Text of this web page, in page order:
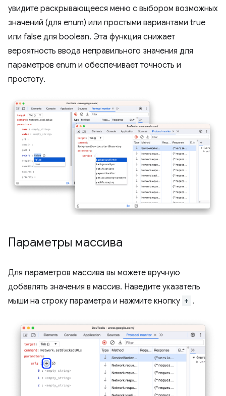
увидите раскрывающееся меню с выбором возможных
значений (для enum) или простыми вариантами true
или false для boolean. Эта функция снижает
вероятность ввода неправильного значения для
параметров enum и обеспечивает точность и
простоту.
Параметры массива
Для параметров массива вы можете вручную
добавлять значения в массив. Наведите указатель
мыши на строку параметра и нажмите кнопку + .